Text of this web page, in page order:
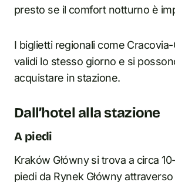
presto se il comfort notturno è
I biglietti regionali come
validi lo stesso giorno e si
acquistare in stazione.
Dall’hotel alla stazione
A piedi
Kraków Główny si trova a circa
piedi da Rynek Główny